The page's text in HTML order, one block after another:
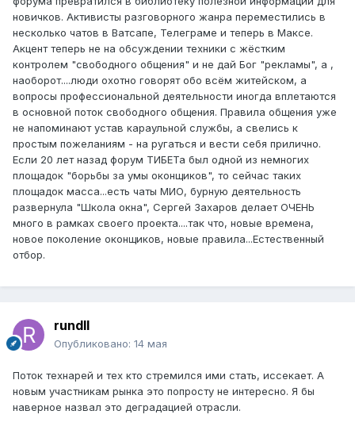
новичков. Активисты разговорного жанра переместились в
несколько чатов в Ватсапе, Телеграме и теперь в Максе.
Акцент теперь не на обсуждении техники с жёстким
контролем "свободного общения" и не дай Бог "рекламы", а ,
наоборот....люди охотно говорят обо всём житейском, а
вопросы профессиональной деятельности иногда вплетаются
в основной поток свободного общения. Правила общения уже
не напоминают устав караульной службы, а свелись к
простым пожеланиям - на ругаться и вести себя прилично.
Если 20 лет назад форум ТИБЕТа был одной из немногих
площадок "борьбы за умы оконщиков", то сейчас таких
площадок масса...есть чаты МИО, бурную деятельность
развернула "Школа окна", Сергей Захаров делает ОЧЕНЬ
много в рамках своего проекта....так что, новые времена,
новое поколение оконщиков, новые правила...Естественный
отбор.
rundll
Опубликовано: 14 мая
Поток технарей и тех кто стремился ими стать, иссекает. А
новым участникам рынка это попросту не интересно. Я бы
наверное назвал это деградацией отрасли.